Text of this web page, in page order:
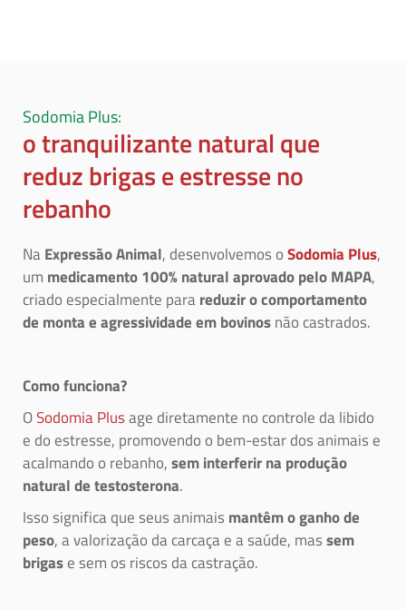
Sodomia Plus:
o tranquilizante natural que
reduz brigas e estresse no
rebanho
NaExpressão Animal, desenvolvemos oSodomia Plus,
um medicamento 100% natural aprovado pelo MAPA,
criado especialmente parareduzir o comportamento
de montae agressividade em bovinosnão castrados.
Como funciona?
OSodomia Plusage diretamente no controle da libido
e do estresse, promovendo o bem-estar dos animais e
acalmando o rebanho,sem interferir na produção
natural de testosterona.
Isso significa que seus animais mantêm o ganho de
peso, a valorização da carcaça e a saúde, massem
brigase sem os riscos da castração.